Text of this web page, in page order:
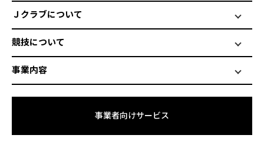
Ｊクラブについて
競技について
事業内容
事業者向けサービス